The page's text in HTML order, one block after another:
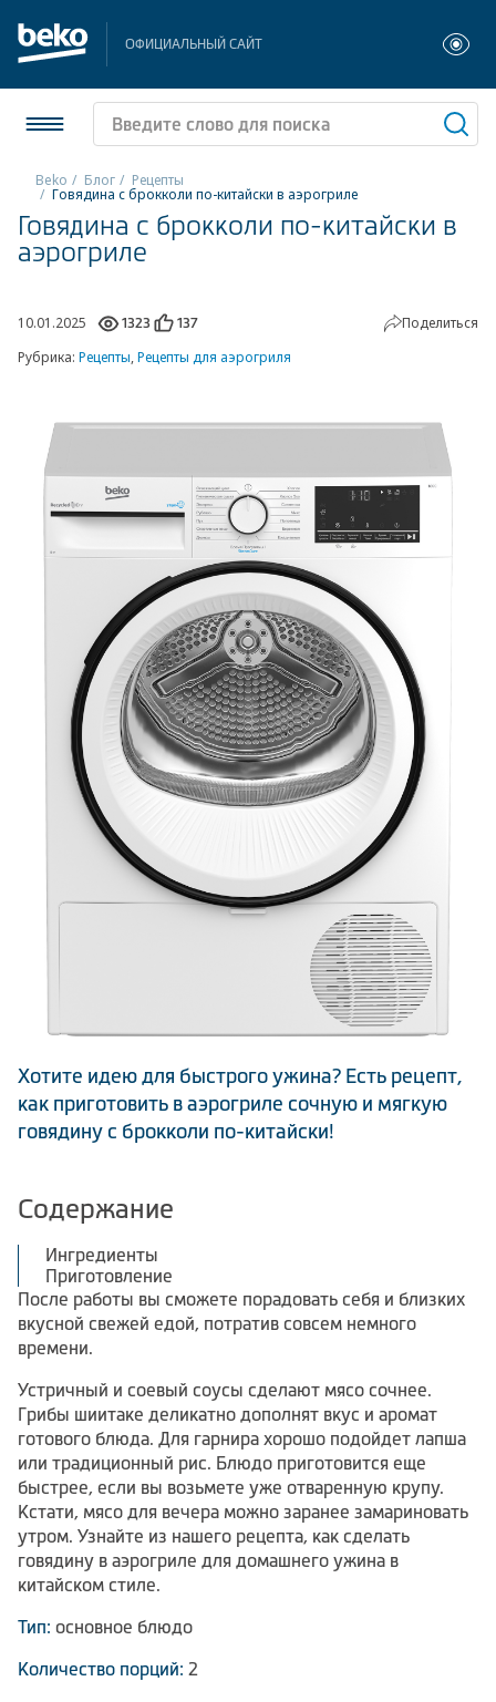
ОФИЦИАЛЬНЫЙ САЙТ
Холодильники и морозильники
Стиральные и сушильные машины
Посудомоечные машины
Плиты
Климатическая техника
Beko Блог Рецепты
Говядина с брокколи по-китайски в аэрогриле
Говядина с брокколи по-китайски в
аэрогриле
10.01.2025 1323 137
Поделиться
Рубрика: Рецепты,Рецепты для аэрогриля
Хотите идею для быстрого ужина? Есть рецепт,
как приготовить в аэрогриле сочную и мягкую
говядину с брокколи по-китайски!
Содержание
Ингредиенты
Приготовление
После работы вы сможете порадовать себя и близких
вкусной свежей едой, потратив совсем немного
времени.
Устричный и соевый соусы сделают мясо сочнее.
Грибы шиитаке деликатно дополнят вкус и аромат
готового блюда. Для гарнира хорошо подойдет лапша
или традиционный рис. Блюдо приготовится еще
быстрее, если вы возьмете уже отваренную крупу.
Кстати, мясо для вечера можно заранее замариновать
утром. Узнайте из нашего рецепта, как сделать
говядину в аэрогриле для домашнего ужина в
китайском стиле.
Тип: основное блюдо
Количество порций: 2